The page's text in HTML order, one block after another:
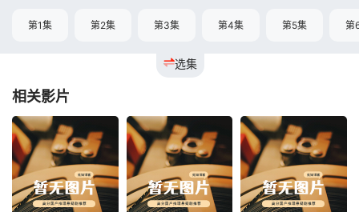
选集
第1集 第2集 第3集 第4集 第5集 第
相关影片